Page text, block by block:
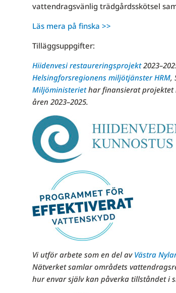
vattendragsvänlig trädgårdsskötsel
Läs mera på finska >>
Tilläggsuppgifter:
Hiidenvesi restaureringsprojekt
Helsingforsregionens miljötjänster HRM,
Miljöministeriet har finansierat projektet
åren 2023–2025.
Vi utför arbete som en del av Västra
Nätverket samlar områdets
hur envar själv kan påverka tillståndet i